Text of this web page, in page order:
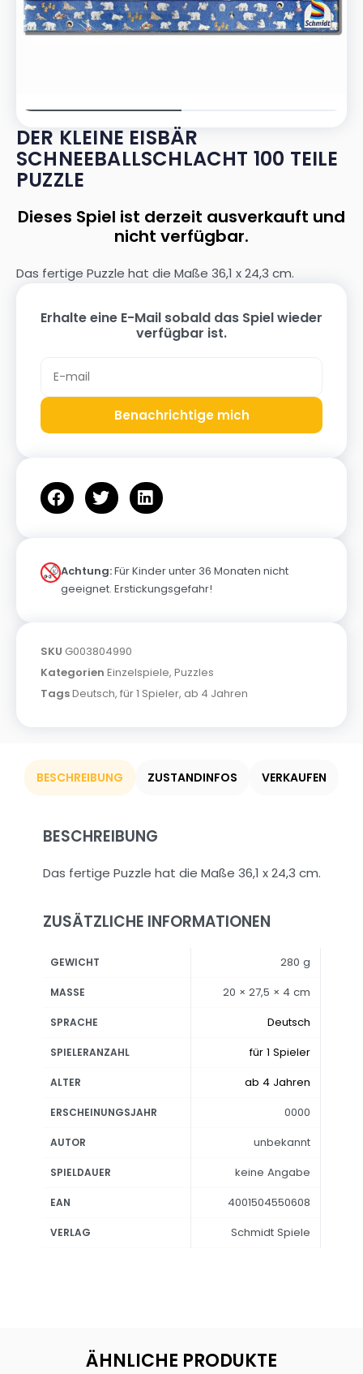
DER KLEINE EISBÄR
SCHNEEBALLSCHLACHT 100 TEILE
PUZZLE
Dieses Spiel ist derzeit ausverkauft und
nicht verfügbar.
Das fertige Puzzle hat die Maße 36,1 x 24,3 cm.
Erhalte eine E-Mail sobald das Spiel wieder
verfügbar ist.
Benachrichtige mich
Achtung:Für Kinder unter 36 Monaten nicht
geeignet. Erstickungsgefahr!
SKU G003804990
Kategorien Einzelspiele, Puzzles
TagsDeutsch, für 1 Spieler, ab 4 Jahren
BESCHREIBUNG ZUSTANDINFOS VERKAUFEN
BESCHREIBUNG
Das fertige Puzzle hat die Maße 36,1 x 24,3 cm.
ZUSÄTZLICHE INFORMATIONEN
GEWICHT 280 g
MASSE 20 × 27,5 × 4 cm
SPRACHE Deutsch
SPIELERANZAHL für 1 Spieler
ALTER ab 4 Jahren
ERSCHEINUNGSJAHR 0000
AUTOR unbekannt
SPIELDAUER keine Angabe
EAN 4001504550608
VERLAG Schmidt Spiele
ÄHNLICHE PRODUKTE